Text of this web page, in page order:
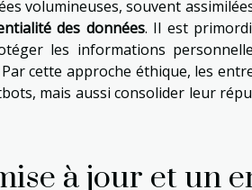
volumineuses, souvent
des données. Il est
les informations
cette approche éthique, les
mais aussi consolider leur
à jour et un